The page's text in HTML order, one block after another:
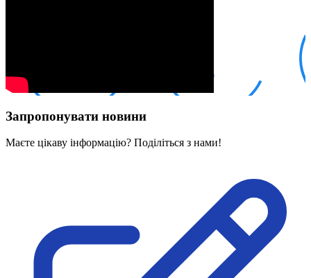
Історія глухих
Брифінги
Офіційна інформація
Всеукраїнська Рада голів обласних
організацій УТОГ
Всеукраїнська Рада ветеранів УТОГ
Всеукраїнська Рада перекладачів жестової
Запропонувати новини
Маєте цікаву інформацію? Поділіться з нами!